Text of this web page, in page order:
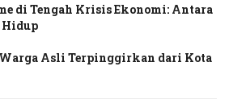
di Tengah Krisis Ekonomi: Antara
Hidup
Asli Terpinggirkan dari Kota